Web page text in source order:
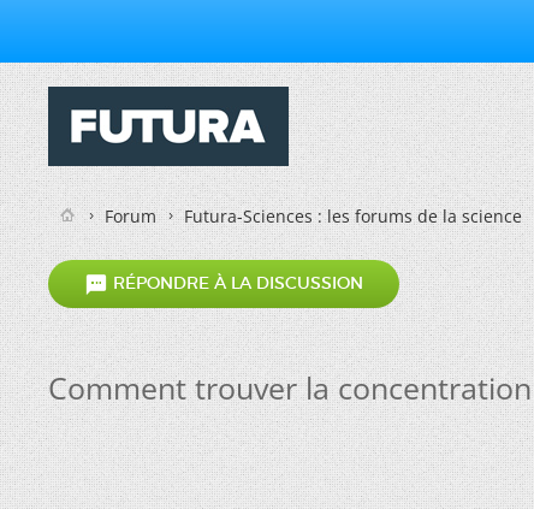
Forum Futura-Sciences : les forums de la science
 RÉPONDRE À LA DISCUSSION
Comment trouver la